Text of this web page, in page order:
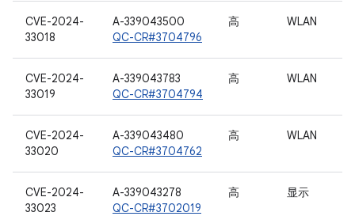
CVE-2024-
33018
A-339043500
QC-CR#3704796
高 WLAN
CVE-2024-
33019
A-339043783
QC-CR#3704794
高 WLAN
CVE-2024-
33020
A-339043480
QC-CR#3704762
高 WLAN
CVE-2024-
33023
A-339043278
QC-CR#3702019
高 显示